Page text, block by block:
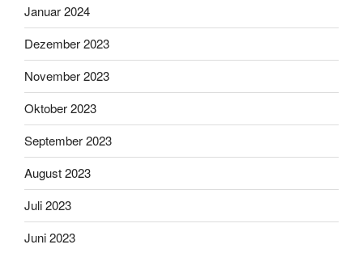
Januar 2024
Dezember 2023
November 2023
Oktober 2023
September 2023
August 2023
Juli 2023
Juni 2023